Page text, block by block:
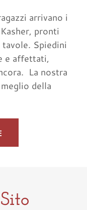
arrivano i
pronti
Spiedini
e affettati,
La nostra
della